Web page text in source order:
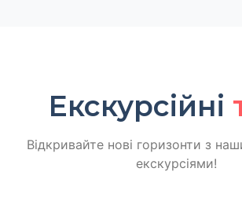
Екскурсійні
Відкривайте нові горизонти з
екскурсіями!